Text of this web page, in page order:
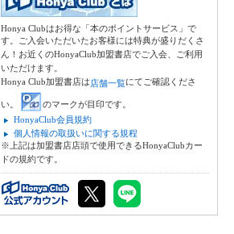
Honya Clubはお得な「本のポイントサービス」で
す。ご入会いただいたお客様には特典が盛りだくさ
ん！お近くのHonyaClub加盟書店でご入会、ご利用
いただけます。
Honya Club加盟書店は店舗一覧にてご確認くださ
い。
のマークが目印です。
HonyaClub会員規約
個人情報の取扱いに関する規程
※上記は加盟書店店頭で使用できるHonyaClubカー
ドの規約です。